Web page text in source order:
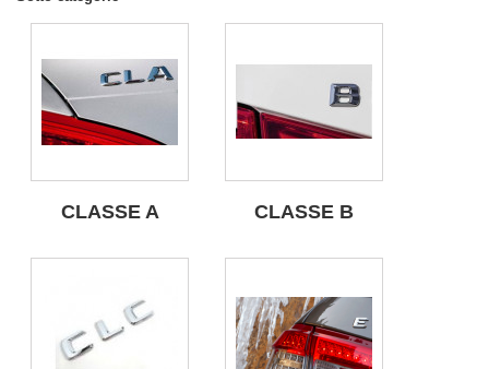
CLASSE A CLASSE B